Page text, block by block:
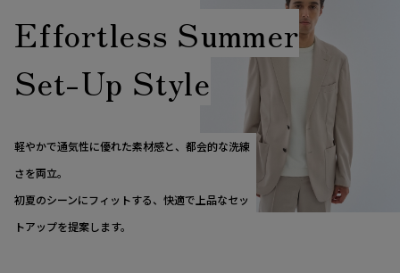
Effortless Summer
Set-Up Style
軽やかで通気性に優れた素材感と、都会的な洗練
さを両立。
初夏のシーンにフィットする、快適で上品なセッ
トアップを提案します。